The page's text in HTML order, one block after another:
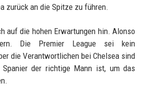
zurück an die Spitze zu führen.
auf die hohen Erwartungen hin. Alonso
Die Premier League sei kein
die Verantwortlichen bei Chelsea sind
Spanier der richtige Mann ist, um das